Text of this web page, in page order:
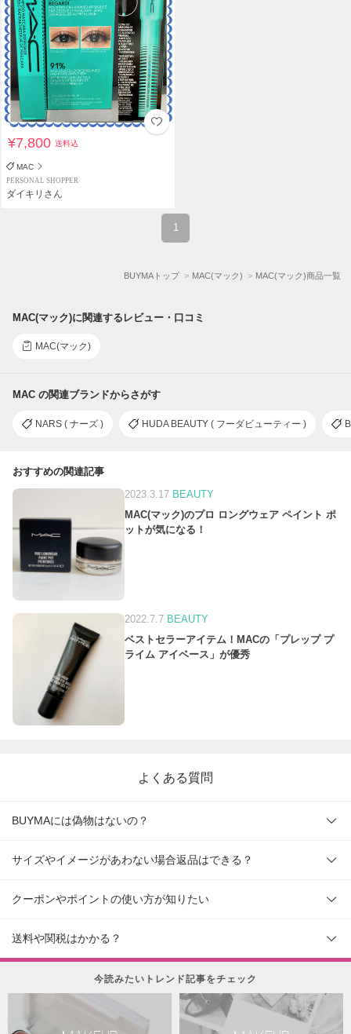
¥7,800送料込
MAC
PERSONAL SHOPPER
ダイキリさん
1
BUYMAトップ MAC(マック) MAC(マック)商品一覧
MAC(マック)に関連するレビュー・口コミ
MAC(マック)
MAC の関連ブランドからさがす
NARS ( ナーズ ) HUDA BEAUTY ( フーダビューティー )
おすすめの関連記事
2023.3.17 BEAUTY
MAC(マック)のプロ ロングウェア ペイント ポ
ットが気になる！
2022.7.7 BEAUTY
ベストセラーアイテム！MACの「プレップ プ
ライム アイベース」が優秀
よくある質問
BUYMAには偽物はないの？
サイズやイメージがあわない場合返品はできる？
クーポンやポイントの使い方が知りたい
送料や関税はかかる？
今読みたいトレンド記事をチェック